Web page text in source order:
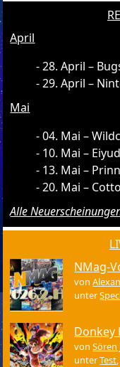
April
28. April –
29. April –
Mai
04. Mai –
10. Mai –
13. Mai –
20. Mai –
Alle
NMag-
von
unter
Donkey
vonSören
unterTest